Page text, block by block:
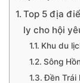
Top 5 địa
ly cho hội
Khu du
Sông
Đền Trái